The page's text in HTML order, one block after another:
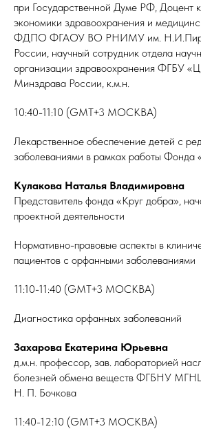
при Государственной Думе РФ, Доцент
экономики здравоохранения и
ФДПО ФГАОУ ВО РНИМУ им.
России, научный сотрудник отдела
организации здравоохранения ФГБУ
Минздрава России, к.м.н.
10:40-11:10 (GMT+3 МОСКВА)
Лекарственное обеспечение детей с
заболеваниями в рамках работы Фонда
Кулакова Наталья Владимировна
Представитель фонда «Круг добра»,
проектной деятельности
Нормативно-правовые аспекты в
пациентов с орфанными заболеваниями
11:10-11:40 (GMT+3 МОСКВА)
Диагностика орфанных заболеваний
Захарова Екатерина Юрьевна
д.м.н. профессор, зав. лабораторией
болезней обмена веществ ФГБНУ
Н. П. Бочкова
11:40-12:10 (GMT+3 МОСКВА)